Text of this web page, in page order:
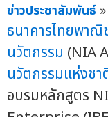
ข่าวประชาสัมพันธ์ »
ธนาคารไทยพาณิ
นวัตกรรม (NIA
นวัตกรรมแห่งชา
อบรมหลักสูตร